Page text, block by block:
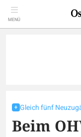
MENÜ
Gleich fünf
Beim